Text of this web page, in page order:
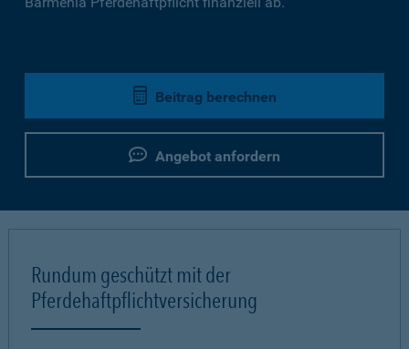
Beitrag berechnen
Angebot anfordern
Rundum geschützt mit der
Pferdehaftpflichtversicherung